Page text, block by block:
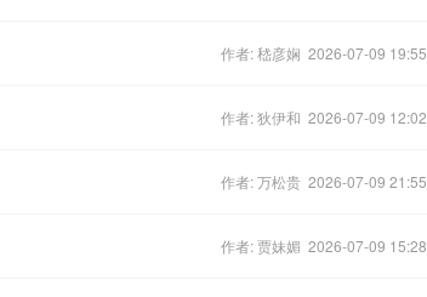
作者: 嵇彦娴 2026-07-09 19:55
作者: 狄伊和 2026-07-09 12:02
作者: 万松贵 2026-07-09 21:55
作者: 贾妹媚 2026-07-09 15:28